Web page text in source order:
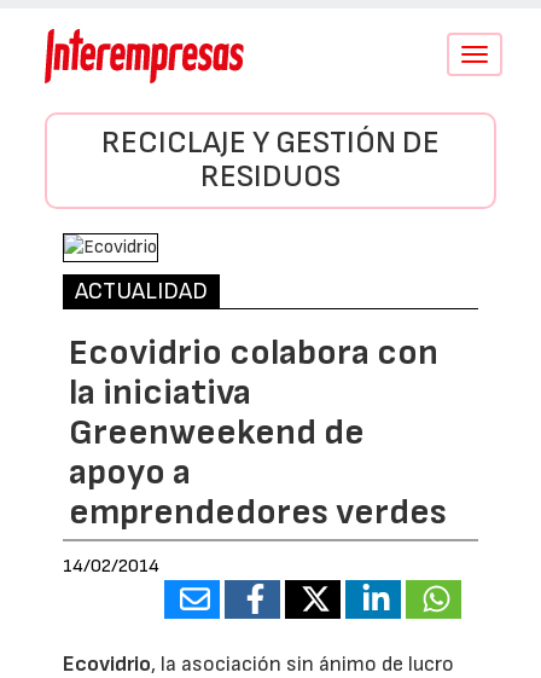
Conmutar
RECICLAJE Y GESTIÓN DE
RESIDUOS
ACTUALIDAD
Ecovidrio colabora con
la iniciativa
Greenweekend de
apoyo a
emprendedores verdes
14/02/2014
Ecovidrio, la asociación sin ánimo de lucro